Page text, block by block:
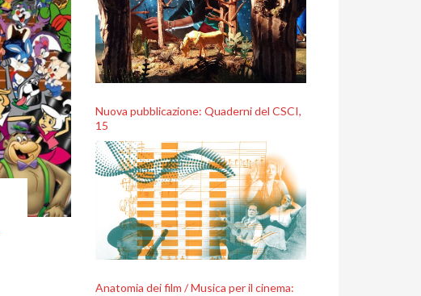
Nuova pubblicazione: Quaderni del CSCI,
15
Anatomia dei film / Musica per il cinema: